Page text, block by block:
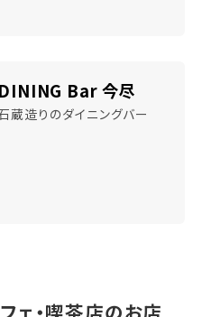
DINING Bar 今尽
蔵造りのダイニングバー
ェ・喫茶店のお店